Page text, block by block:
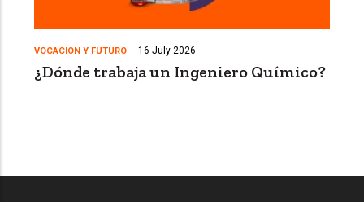
VOCACIÓN Y FUTURO 16 July 2026
¿Dónde trabaja un Ingeniero Químico?